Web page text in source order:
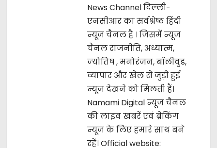
News Channel दिल्ली-
एनसीआर का सर्वश्रेष्ठ हिंदी
न्यूज चैनल है । जिसमें न्यूज
चैनल राजनीति, अध्यात्म,
ज्‍योतिष , मनोरंजन, बॉलीवुड,
व्यापार और खेल से जुड़ी हुई
न्यूज देखने को मिलती हैं।
Namami Digital न्यूज चैनल
की लाइव खबरें एवं ब्रेकिंग
न्यूज के लिए हमारे साथ बने
रहें। Official website: